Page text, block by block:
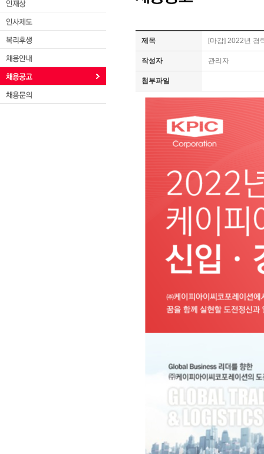
제목 [마감] 2022년 경
작성자 관리자
첨부파일